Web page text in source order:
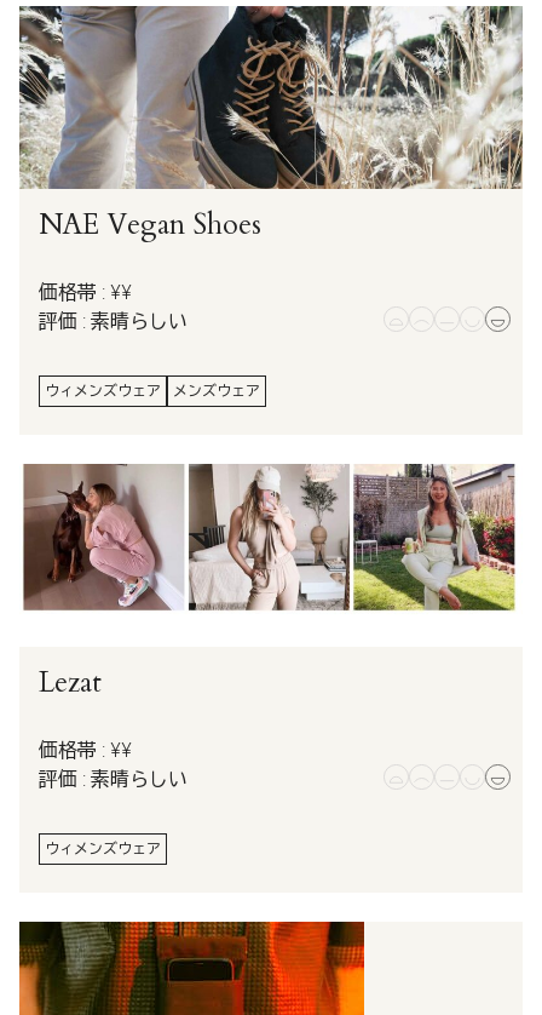
NAE Vegan Shoes
価格帯 : ¥¥
評価 : 素晴らしい
ウィメンズウェア メンズウェア
Lezat
価格帯 : ¥¥
評価 : 素晴らしい
ウィメンズウェア